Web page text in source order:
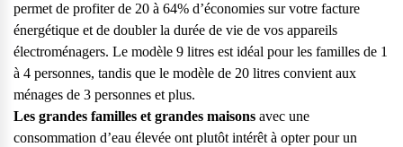
permet de profiter de 20 à 64% d’économies sur votre facture
énergétique et de doubler la durée de vie de vos appareils
électroménagers. Le modèle 9 litres est idéal pour les familles de 1
à 4 personnes, tandis que le modèle de 20 litres convient aux
ménages de 3 personnes et plus.
Les grandes familles et grandes maisons avec une
consommation d’eau élevée ont plutôt intérêt à opter pour un